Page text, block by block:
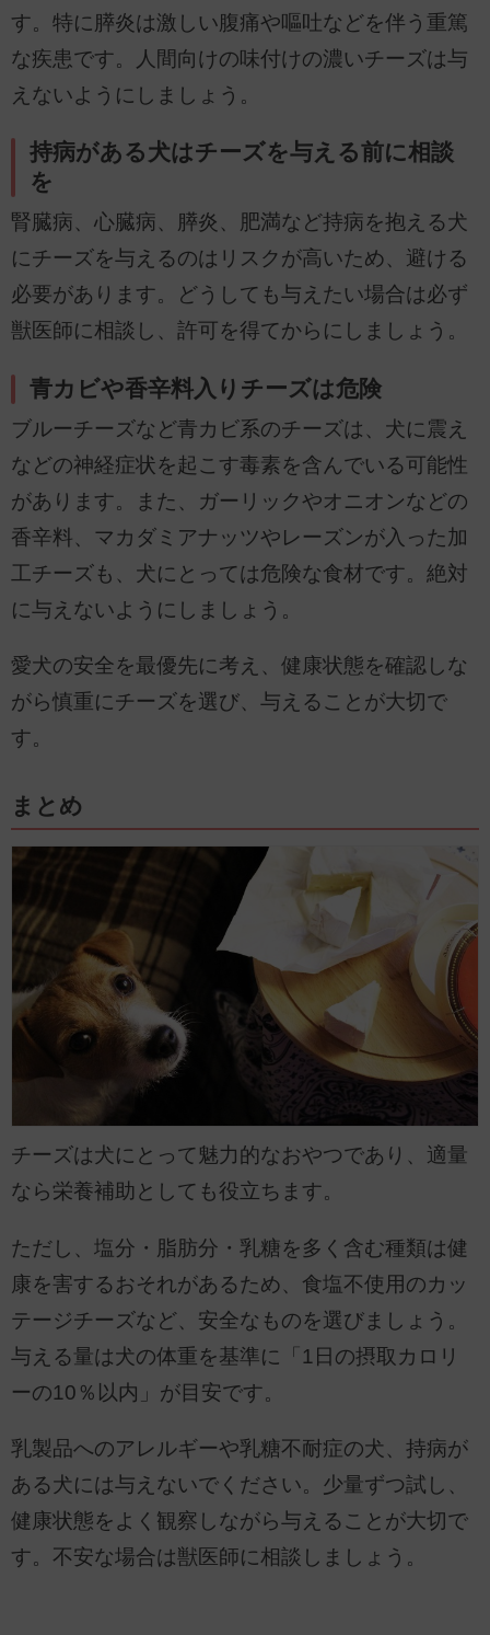
す。特に膵炎は激しい腹痛や嘔吐などを伴う重篤
な疾患です。人間向けの味付けの濃いチーズは与
えないようにしましょう。
持病がある犬はチーズを与える前に相談
を
腎臓病、心臓病、膵炎、肥満など持病を抱える犬
にチーズを与えるのはリスクが高いため、避ける
必要があります。どうしても与えたい場合は必ず
獣医師に相談し、許可を得てからにしましょう。
青カビや香辛料入りチーズは危険
ブルーチーズなど青カビ系のチーズは、犬に震え
などの神経症状を起こす毒素を含んでいる可能性
があります。また、ガーリックやオニオンなどの
香辛料、マカダミアナッツやレーズンが入った加
工チーズも、犬にとっては危険な食材です。絶対
に与えないようにしましょう。
愛犬の安全を最優先に考え、健康状態を確認しな
がら慎重にチーズを選び、与えることが大切で
す。
まとめ
チーズは犬にとって魅力的なおやつであり、適量
なら栄養補助としても役立ちます。
ただし、塩分・脂肪分・乳糖を多く含む種類は健
康を害するおそれがあるため、食塩不使用のカッ
テージチーズなど、安全なものを選びましょう。
与える量は犬の体重を基準に「1日の摂取カロリ
ーの10％以内」が目安です。
乳製品へのアレルギーや乳糖不耐症の犬、持病が
ある犬には与えないでください。少量ずつ試し、
健康状態をよく観察しながら与えることが大切で
す。不安な場合は獣医師に相談しましょう。